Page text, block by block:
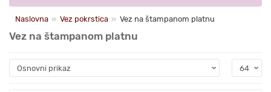
Naslovna Vez pokrstica Vez na štampanom platnu
Vez na štampanom platnu